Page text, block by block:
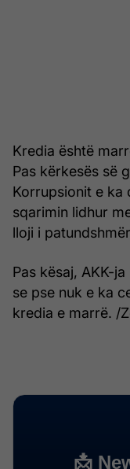
Kredia është
Pas kërkesës së
Korrupsionit e ka
sqarimin lidhur
lloji i
Pas kësaj, AKK-
se pse nuk e ka
kredia e marrë. /